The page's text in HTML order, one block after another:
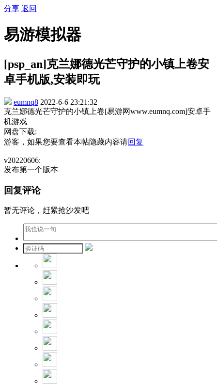
分享 返回
易游模拟器
[psp_an]克兰娜德光芒守护的小镇上卷安
卓手机版,安装即玩
eumnq8 2022-6-6 23:21:32
克兰娜德光芒守护的小镇上卷[易游网www.eumnq.com]安卓手
机游戏
网盘下载:
游客，如果您要查看本帖隐藏内容请回复
v20220606:
发布第一个版本
回复评论
暂无评论，赶紧抢沙发吧